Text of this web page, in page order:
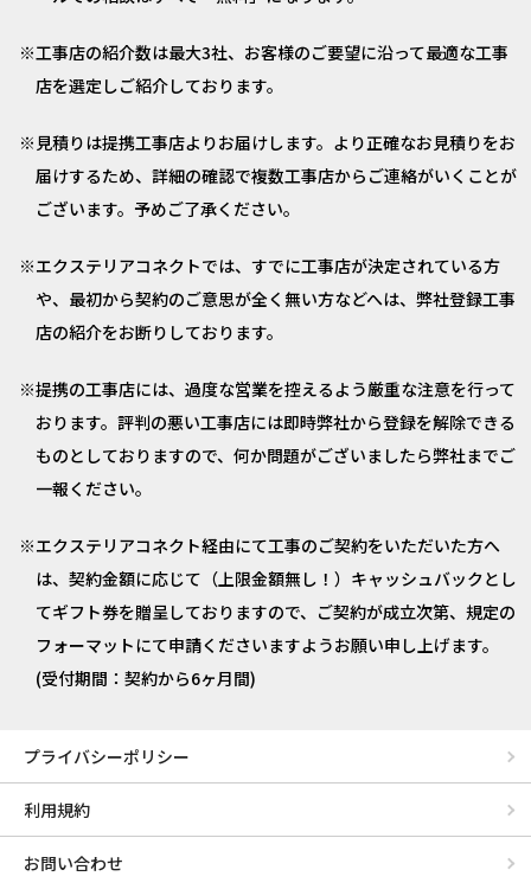
工事店の紹介数は最大3社、お客様のご要望に沿って最適な工事
店を選定しご紹介しております。
見積りは提携工事店よりお届けします。より正確なお見積りをお
届けするため、詳細の確認で複数工事店からご連絡がいくことが
ございます。予めご了承ください。
エクステリアコネクトでは、すでに工事店が決定されている方
や、最初から契約のご意思が全く無い方などへは、弊社登録工事
店の紹介をお断りしております。
提携の工事店には、過度な営業を控えるよう厳重な注意を行って
おります。評判の悪い工事店には即時弊社から登録を解除できる
ものとしておりますので、何か問題がございましたら弊社までご
一報ください。
エクステリアコネクト経由にて工事のご契約をいただいた方へ
は、契約金額に応じて（上限金額無し！）キャッシュバックとし
てギフト券を贈呈しておりますので、ご契約が成立次第、規定の
フォーマットにて申請くださいますようお願い申し上げます。
(受付期間：契約から6ヶ月間)
プライバシーポリシー
利用規約
お問い合わせ